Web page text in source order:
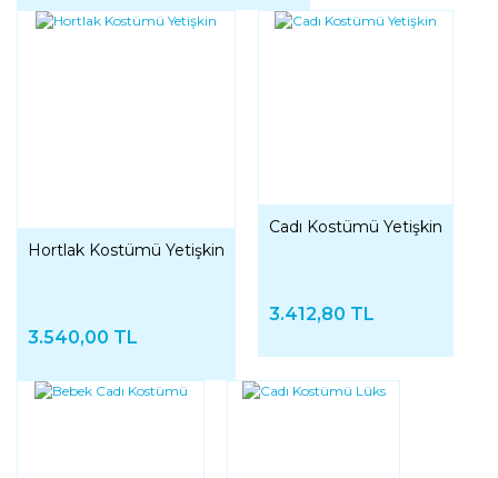
Hortlak Kostümü Yetişkin
3.540,00 TL
Cadı Kostümü Yetişkin
3.412,80 TL